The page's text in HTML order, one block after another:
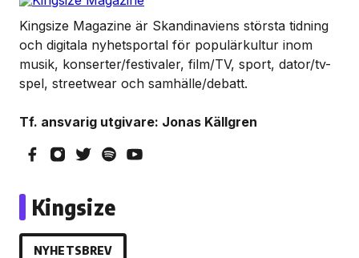
Kingsize Magazine är Skandinaviens största tidning
och digitala nyhetsportal för populärkultur inom
musik, konserter/festivaler, film/TV, sport, dator/tv-
spel, streetwear och samhälle/debatt.
Tf. ansvarig utgivare: Jonas Källgren
Kingsize
NYHETSBREV